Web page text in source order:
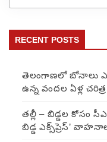
RECENT POSTS
తెలంగాణలో బోనాలు
ఉన్న వందల ఏళ్ల
తల్లీ – బిడ్డల కోసం
బిడ్డ ఎక్స్‌ప్రెస్’